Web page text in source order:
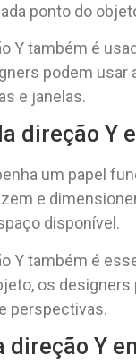
ponto do
Y também é
podem usar
e janelas.
direção Y
um papel
e
disponível.
Y também é
os
perspectivas.
Y